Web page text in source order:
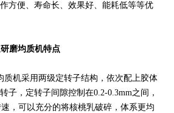
方便、寿命长、效果好、能耗低等等优
磨均质机特点
质机采用两级定转子结构，依次配上胶体
子，定转子间隙控制在0.2-0.3mm之间，
，可以充分的将核桃乳破碎，体系更均